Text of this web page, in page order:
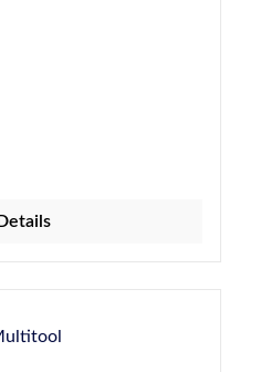
6,5 mm, 8,5 mm,
wiederverwendbar.